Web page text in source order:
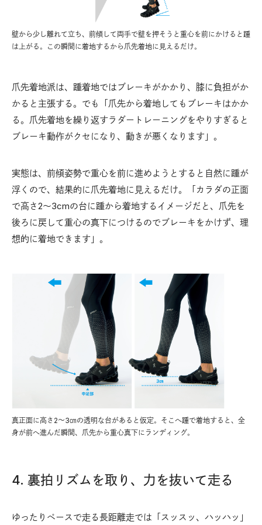
壁から少し離れて立ち、前傾して両手で壁を押そうと重心を前にかけると踵
は上がる。この瞬間に着地するから爪先着地に見えるだけ。
爪先着地派は、踵着地ではブレーキがかかり、膝に負担がか
かると主張する。でも「爪先から着地してもブレーキはかか
る。爪先着地を繰り返すラダートレーニングをやりすぎると
ブレーキ動作がクセになり、動きが悪くなります」。
実態は、前傾姿勢で重心を前に進めようとすると自然に踵が
浮くので、結果的に爪先着地に見えるだけ。「カラダの正面
で高さ2〜3cmの台に踵から着地するイメージだと、爪先を
後ろに戻して重心の真下につけるのでブレーキをかけず、理
想的に着地できます」。
真正面に高さ2〜3㎝の透明な台があると仮定。そこへ踵で着地すると、全
身が前へ進んだ瞬間、爪先から重心真下にランディング。
4. 裏拍リズムを取り、力を抜いて走る
ゆったりペースで走る長距離走では「スッスッ、ハッハッ」